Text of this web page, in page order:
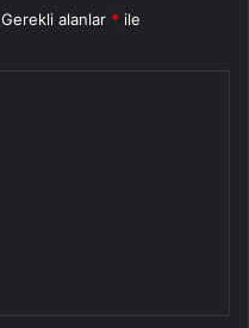
Gerekli alanlar * ile